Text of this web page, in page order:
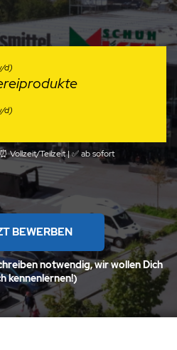
d)
d)
Vollzeit/Teilzeit |✅ab sofort
BEWERBEN
notwendig, wir wollen Dich
kennenlernen!)